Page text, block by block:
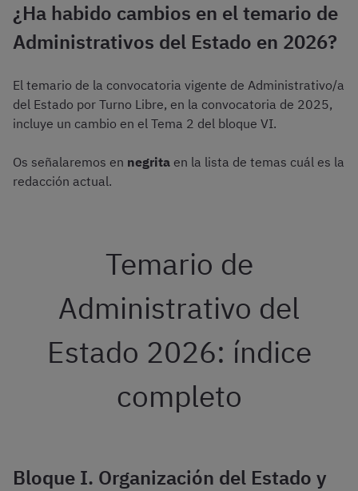
¿Ha habido cambios en el temario de
Administrativos del Estado en 2026?
El temario de la convocatoria vigente de Administrativo/a
del Estado por Turno Libre, en la convocatoria de 2025,
incluye un cambio en el Tema 2 del bloque VI.
Os señalaremos en negrita en la lista de temas cuál es la
redacción actual.
Temario de
Administrativo del
Estado 2026: índice
completo
Bloque I. Organización del Estado y